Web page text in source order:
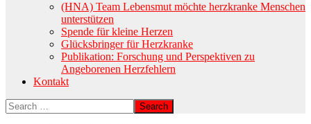
(HNA) Team Lebensmut möchte herzkranke Menschen
unterstützen
Spende für kleine Herzen
Glücksbringer für Herzkranke
Publikation: Forschung und Perspektiven zu
Angeborenen Herzfehlern
Kontakt